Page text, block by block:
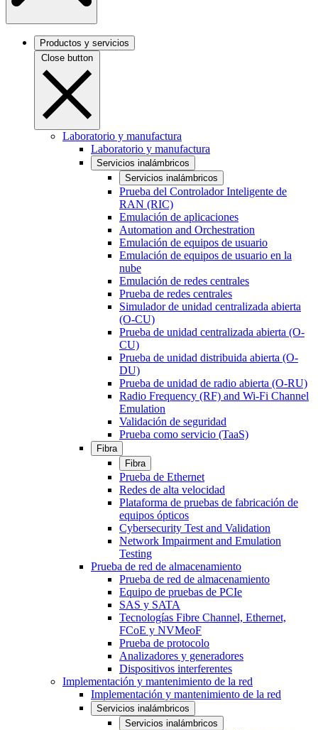
Productos y servicios
Close button
Laboratorio y manufactura
Laboratorio y manufactura
Servicios inalámbricos
Servicios inalámbricos
Prueba del Controlador Inteligente de
RAN (RIC)
Emulación de aplicaciones
Automation and Orchestration
Emulación de equipos de usuario
Emulación de equipos de usuario en la
nube
Emulación de redes centrales
Prueba de redes centrales
Simulador de unidad centralizada abierta
(O-CU)
Prueba de unidad centralizada abierta (O-
CU)
Prueba de unidad distribuida abierta (O-
DU)
Prueba de unidad de radio abierta (O-RU)
Radio Frequency (RF) and Wi-Fi Channel
Emulation
Validación de seguridad
Prueba como servicio (TaaS)
Fibra
Fibra
Prueba de Ethernet
Redes de alta velocidad
Plataforma de pruebas de fabricación de
equipos ópticos
Cybersecurity Test and Validation
Network Impairment and Emulation
Testing
Prueba de red de almacenamiento
Prueba de red de almacenamiento
Equipo de pruebas de PCIe
SAS y SATA
Tecnologías Fibre Channel, Ethernet,
FCoE y NVMeoF
Prueba de protocolo
Analizadores y generadores
Dispositivos interferentes
Implementación y mantenimiento de la red
Implementación y mantenimiento de la red
Servicios inalámbricos
Servicios inalámbricos